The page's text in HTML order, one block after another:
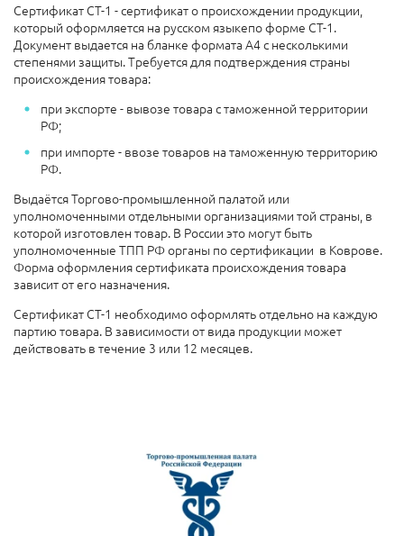
Сертификат СТ-1 - сертификат о происхождении продукции,
который оформляется на русском языкепо форме СТ-1.
Документ выдается на бланке формата А4 с несколькими
степенями защиты. Требуется для подтверждения страны
происхождения товара:
при экспорте - вывозе товара с таможенной территории
РФ;
при импорте - ввозе товаров на таможенную территорию
РФ.
Выдаётся Торгово-промышленной палатой или
уполномоченными отдельными организациями той страны, в
которой изготовлен товар. В России это могут быть
уполномоченные ТПП РФ органы по сертификации в Коврове.
Форма оформления сертификата происхождения товара
зависит от его назначения.
Сертификат СТ-1 необходимо оформлять отдельно на каждую
партию товара. В зависимости от вида продукции может
действовать в течение 3 или 12 месяцев.